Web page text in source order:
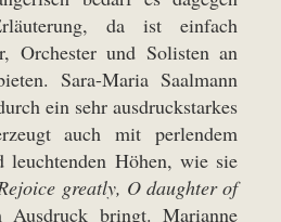
da ist einfach
Orchester und Solisten an
Sara-Maria Saalmann
ein sehr ausdruckstarkes
auch mit perlendem
leuchtenden Höhen, wie sie
greatly, O daughter of
Ausdruck bringt. Marianne